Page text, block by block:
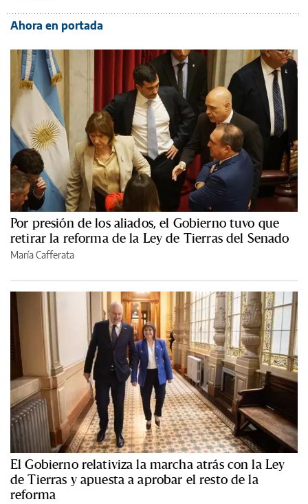
Ahora en portada
Por presión de los aliados, el Gobierno tuvo que
retirar la reforma de la Ley de Tierras del Senado
María Cafferata
El Gobierno relativiza la marcha atrás con la Ley
de Tierras y apuesta a aprobar el resto de la
reforma